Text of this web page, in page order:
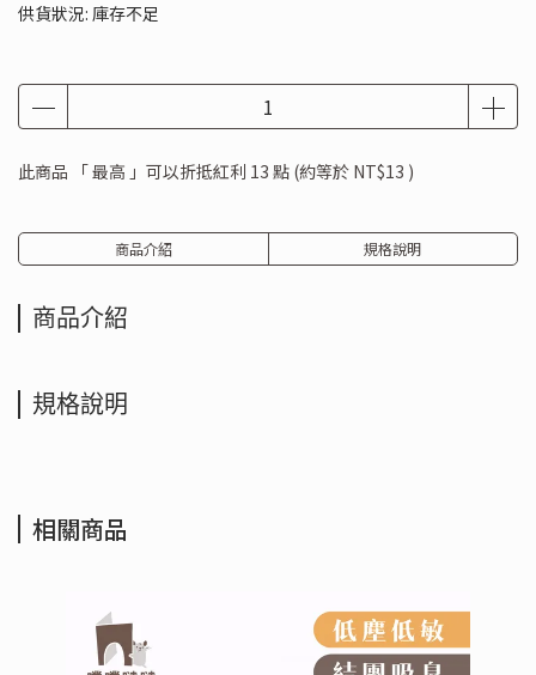
供貨狀況: 庫存不足
此商品 「 最高 」可以折抵紅利 13 點 (約等於 NT$13 )
商品介紹 規格說明
商品介紹
規格說明
相關商品